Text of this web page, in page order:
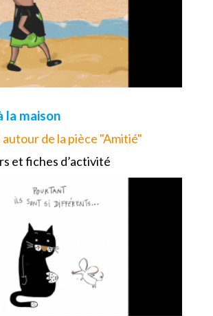
la maison
autour de la pièce "Amitié"
et fiches d’activité